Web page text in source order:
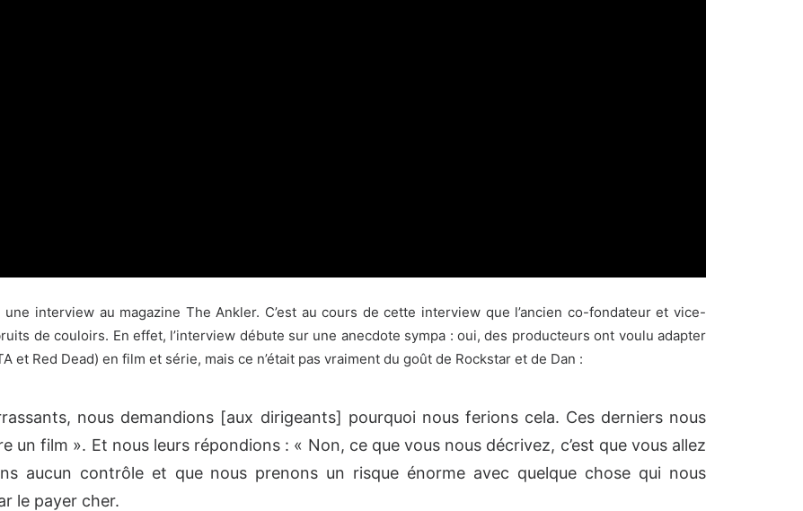
interview au magazine The Ankler. C’est au cours de cette interview que l’ancien co-fondateur et vice-
de couloirs. En effet, l’interview débute sur une anecdote sympa : oui, des producteurs ont voulu adapter
et Red Dead) en film et série, mais ce n’était pas vraiment du goût de Rockstar et de Dan :
nous demandions [aux dirigeants] pourquoi nous ferions cela. Ces derniers nous
un film ». Et nous leurs répondions : « Non, ce que vous nous décrivez, c’est que vous allez
aucun contrôle et que nous prenons un risque énorme avec quelque chose qui nous
le payer cher.